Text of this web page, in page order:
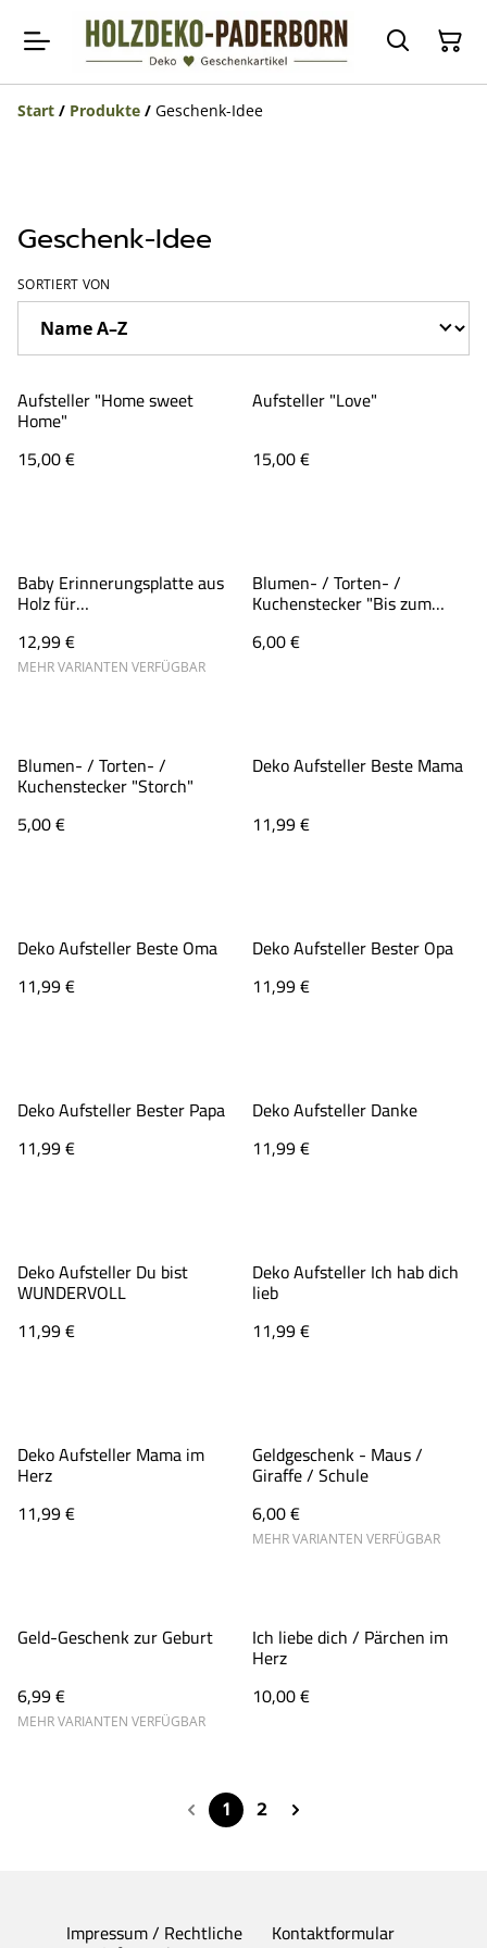
Start / Produkte / Geschenk-Idee
Geschenk-Idee
SORTIERT VON
Aufsteller "Home sweet
Home"
15,00 €
Aufsteller "Love"
15,00 €
Baby Erinnerungsplatte aus
Holz für
Geburt Geschenk
12,99 €
MEHR VARIANTEN VERFÜGBAR
Blumen- / Torten- /
Kuchenstecker "Bis zum
6,00 €
Blumen- / Torten- /
Kuchenstecker "Storch"
5,00 €
Deko Aufsteller Beste Mama
11,99 €
Deko Aufsteller Beste Oma
11,99 €
Deko Aufsteller Bester Opa
11,99 €
Deko Aufsteller Bester Papa
11,99 €
Deko Aufsteller Danke
11,99 €
Deko Aufsteller Du bist
WUNDERVOLL
11,99 €
Deko Aufsteller Ich hab dich
lieb
11,99 €
Deko Aufsteller Mama im
Herz
11,99 €
Geldgeschenk - Maus /
Giraffe / Schule
6,00 €
MEHR VARIANTEN VERFÜGBAR
Geld-Geschenk zur Geburt
6,99 €
MEHR VARIANTEN VERFÜGBAR
Ich liebe dich / Pärchen im
Herz
10,00 €
1 2
Impressum / Rechtliche Kontaktformular